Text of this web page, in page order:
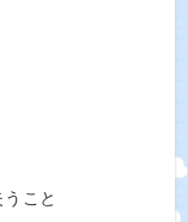
こと